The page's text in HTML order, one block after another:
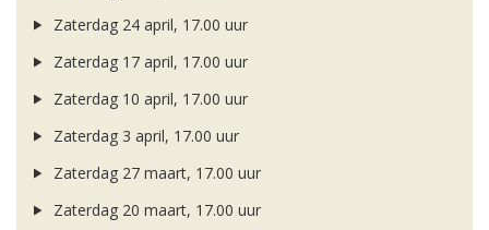
Zaterdag 24 april, 17.00 uur
Zaterdag 17 april, 17.00 uur
Zaterdag 10 april, 17.00 uur
Zaterdag 3 april, 17.00 uur
Zaterdag 27 maart, 17.00 uur
Zaterdag 20 maart, 17.00 uur